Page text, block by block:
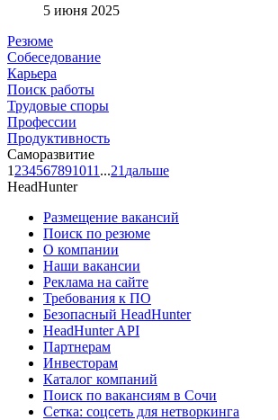
5 июня 2025
Резюме
Собеседование
Карьера
Поиск работы
Трудовые споры
Профессии
Продуктивность
Саморазвитие
1 234567891011 ...21 дальше
HeadHunter
Размещение вакансий
Поиск по резюме
О компании
Наши вакансии
Реклама на сайте
Требования к ПО
Безопасный HeadHunter
HeadHunter API
Партнерам
Инвесторам
Каталог компаний
Поиск по вакансиям в Сочи
Сетка: соцсеть для нетворкинга